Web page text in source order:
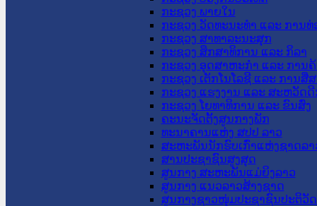
ກະຊວງ ພາຍໃນ
ກະຊວງ ວັດທະນະທຳ ແລະ ການທ່
ກະຊວງ ສາທາລະນະສຸກ
ກະຊວງ ສຶກສາທິການ ແລະ ກິລາ
ກະຊວງ ອຸດສາຫະກຳ ແລະ ການຄ້
ກະຊວງ ເຕັກໂນໂລຊີ ແລະ ການສື່
ກະຊວງ ແຮງງານ ແລະ ສະຫວັດ
ກະຊວງ ໂຍທາທິການ ແລະ ຂົນສົ່ງ
ຄະນະຈັດຕັ້ງສູນກາງພັກ
ທະນາຄານແຫ່ງ ສປປ ລາວ
ສະຫະພັນນັກຮົບເກົ່າແຫ່ງຊາດລາ
ສານປະຊາຊົນສູງສຸດ
ສູນກາງ ສະຫະພັນແມ່ຍິງລາວ
ສູນກາງ ແນວລາວສ້າງຊາດ
ສູນກາງຊາວໜຸ່ມປະຊາຊົນປະຕິວັ